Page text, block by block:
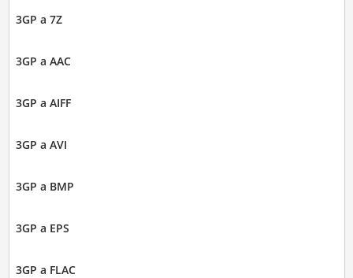
3GP a 7Z
3GP a AAC
3GP a AIFF
3GP a AVI
3GP a BMP
3GP a EPS
3GP a FLAC